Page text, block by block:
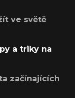
ve světě
a triky na
začínajících